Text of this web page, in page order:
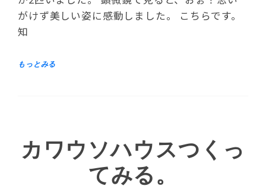
がけず美しい姿に感動しました。 こちらです。
知
カワウソハウスつくっ
てみる。